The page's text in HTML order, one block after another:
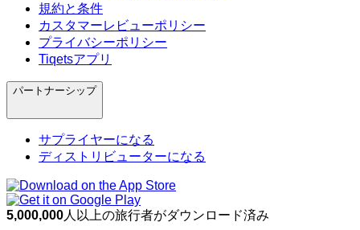
規約と条件
カスタマーレビューポリシー
プライバシーポリシー
Tiqetsアプリ
パートナーシップ
サプライヤーになる
ディストリビューターになる
5,000,000人以上の旅行者がダウンロード済み